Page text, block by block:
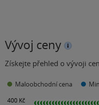
Vývoj ceny
Získejte přehled o vývoji
Maloobchodní cena